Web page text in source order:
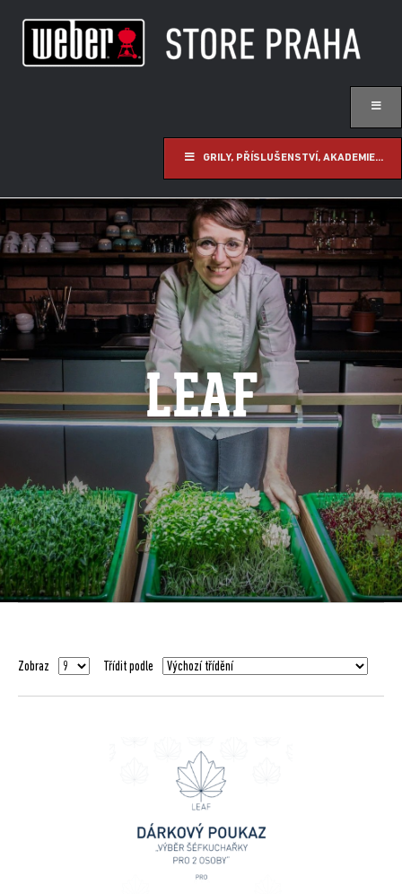
GRILY, PŘÍSLUŠENSTVÍ, AKADEMIE...
LEAF
Zobraz Třídit podle